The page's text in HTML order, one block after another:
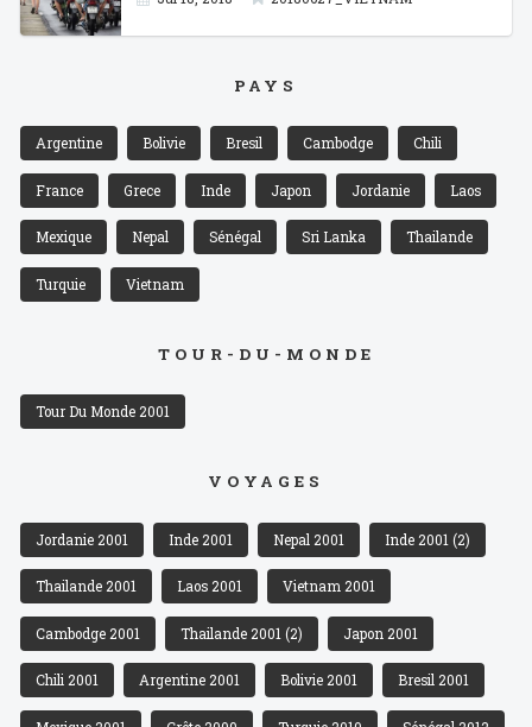
PAYS
Argentine Bolivie Bresil Cambodge Chili
France Grece Inde Japon Jordanie Laos
Mexique Nepal Sénégal Sri Lanka Thailande
Turquie Vietnam
TOUR-DU-MONDE
Tour Du Monde 2001
VOYAGES
Jordanie 2001 Inde 2001 Nepal 2001 Inde 2001 (2)
Thailande 2001 Laos 2001 Vietnam 2001
Cambodge 2001 Thailande 2001 (2) Japon 2001
Chili 2001 Argentine 2001 Bolivie 2001 Bresil 2001